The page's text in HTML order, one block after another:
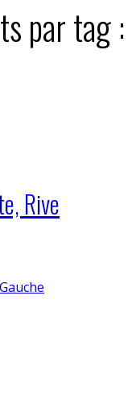
par tag :
Rive